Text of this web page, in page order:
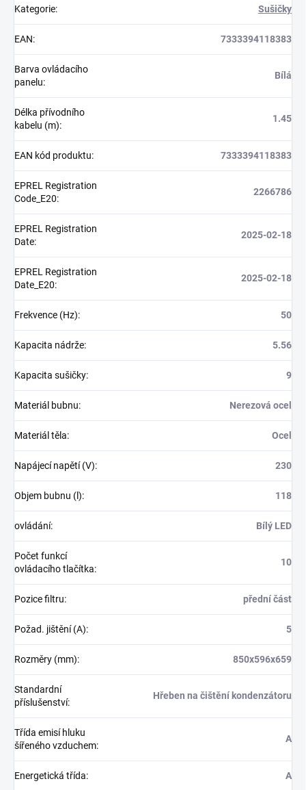
Kategorie: Sušičky
EAN: 7333394118383
Barva ovládacího
panelu:
Bílá
Délka přívodního
kabelu (m):
1.45
EAN kód produktu: 7333394118383
EPREL Registration
Code_E20:
2266786
EPREL Registration
Date:
2025-02-18
EPREL Registration
Date_E20:
2025-02-18
Frekvence (Hz): 50
Kapacita nádrže: 5.56
Kapacita sušičky: 9
Materiál bubnu: Nerezová ocel
Materiál těla: Ocel
Napájecí napětí (V): 230
Objem bubnu (l): 118
ovládání: Bílý LED
Počet funkcí
ovládacího tlačítka:
10
Pozice filtru: přední část
Požad. jištění (A): 5
Rozměry (mm): 850x596x659
Standardní
příslušenství:
Hřeben na čištění kondenzátoru
Třída emisí hluku
šířeného vzduchem:
A
Energetická třída: A